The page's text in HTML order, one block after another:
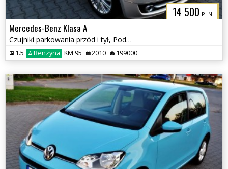
14 500 PLN
Mercedes-Benz Klasa A
Czujniki parkowania przód i tył, Podgrzewane fotele
1.5 Benzyna KM 95 2010 199000